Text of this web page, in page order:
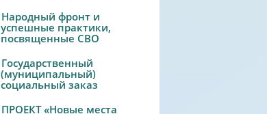
Народный фронт и
успешные практики,
посвященные СВО
Государственный
(муниципальный)
социальный заказ
ПРОЕКТ «Новые места